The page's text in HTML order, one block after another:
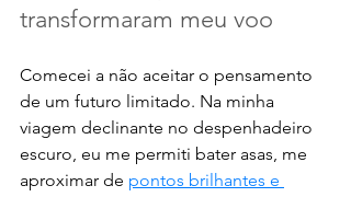
transformaram meu voo
Comecei a não aceitar o pensamento
de um futuro limitado. Na minha
viagem declinante no despenhadeiro
escuro, eu me permiti bater asas, me
aproximar de pontos brilhantes e